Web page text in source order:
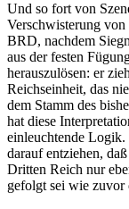
Und so fort von
Verschwisterung
BRD, nachdem
aus der festen
herauszulösen: er
Reichseinheit, das
dem Stamm des
hat diese
einleuchtende
darauf entziehen,
Dritten Reich nur
gefolgt sei wie zuvor